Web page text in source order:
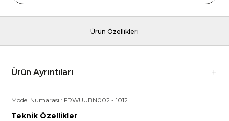
Ürün Özellikleri
Ürün Ayrıntıları
Model Numarası : FRWUUBN002 -1012
Teknik Özellikler